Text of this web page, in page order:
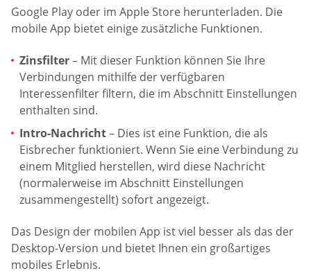
Google Play oder im Apple Store herunterladen. Die
mobile App bietet einige zusätzliche Funktionen.
Zinsfilter– Mit dieser Funktion können Sie Ihre
Verbindungen mithilfe der verfügbaren
Interessenfilter filtern, die im Abschnitt Einstellungen
enthalten sind.
Intro-Nachricht– Dies ist eine Funktion, die als
Eisbrecher funktioniert. Wenn Sie eine Verbindung zu
einem Mitglied herstellen, wird diese Nachricht
(normalerweise im Abschnitt Einstellungen
zusammengestellt) sofort angezeigt.
Das Design der mobilen App ist viel besser als das der
Desktop-Version und bietet Ihnen ein großartiges
mobiles Erlebnis.